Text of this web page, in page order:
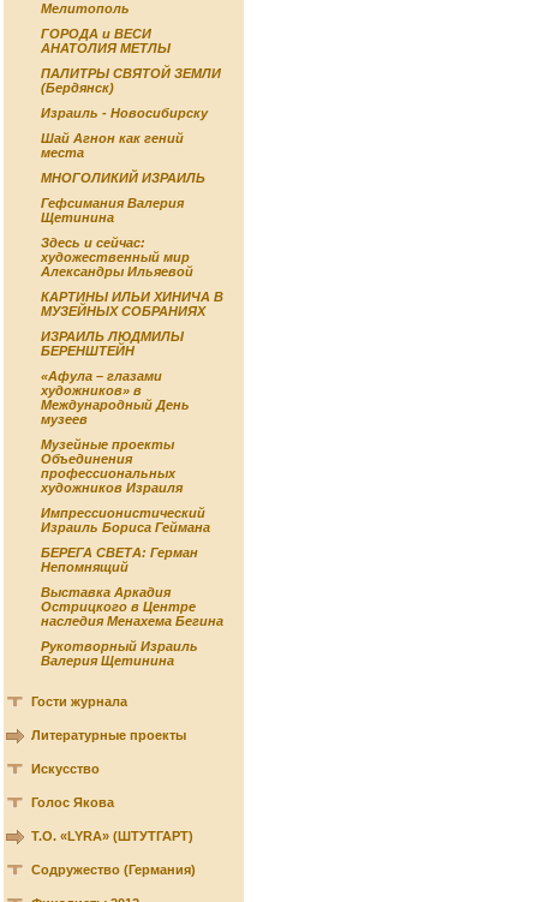
Мелитополь
ГОРОДА и ВЕСИ
АНАТОЛИЯ МЕТЛЫ
ПАЛИТРЫ СВЯТОЙ ЗЕМЛИ
(Бердянск)
Израиль - Новосибирску
Шай Агнон как гений
места
МНОГОЛИКИЙ ИЗРАИЛЬ
Гефсимания Валерия
Щетинина
Здесь и сейчас:
художественный мир
Александры Ильяевой
КАРТИНЫ ИЛЬИ ХИНИЧА В
МУЗЕЙНЫХ СОБРАНИЯХ
ИЗРАИЛЬ ЛЮДМИЛЫ
БЕРЕНШТЕЙН
«Афула – глазами
художников» в
Международный День
музеев
Музейные проекты
Объединения
профессиональных
художников Израиля
Импрессионистический
Израиль Бориса Геймана
БЕРЕГА СВЕТА: Герман
Непомнящий
Выставка Аркадия
Острицкого в Центре
наследия Менахема Бегина
Рукотворный Израиль
Валерия Щетинина
Гости журнала
Литературные проекты
Искусство
Голос Якова
Т.О. «LYRA» (ШТУТГАРТ)
Содружество (Германия)